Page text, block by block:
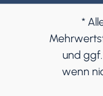
*
und
wenn